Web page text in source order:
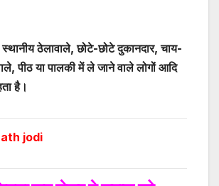
ठेलावाले, छोटे-छोटे दुकानदार, चाय-
पीठ या पालकी में ले जाने वाले लोगों आदि
है।
jodi